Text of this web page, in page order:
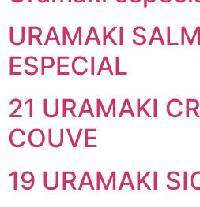
URAMAKI
ESPECIAL
21 URAMAKI
COUVE
19 URAMAKI